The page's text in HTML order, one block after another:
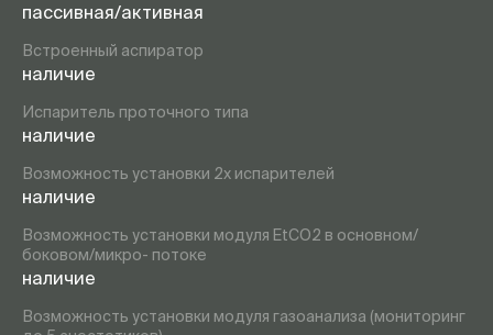
пассивная/активная
Встроенный аспиратор
наличие
Испаритель проточного типа
наличие
Возможность установки 2х испарителей
наличие
Возможность установки модуля EtCO2 в основном/
боковом/микро- потоке
наличие
Возможность установки модуля газоанализа (мониторинг